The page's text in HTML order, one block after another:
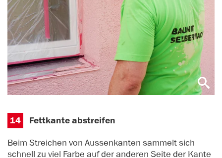
14 Fettkante abstreifen
Beim Streichen von Aussenkanten sammelt sich
schnell zu viel Farbe auf der anderen Seite der Kante